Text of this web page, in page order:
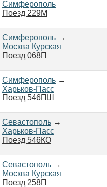
Симферополь
Поезд 229М
Симферополь →
Москва Курская
Поезд 068П
Симферополь →
Харьков-Пасс
Поезд 546ПШ
Севастополь →
Харьков-Пасс
Поезд 546КО
Севастополь →
Москва Курская
Поезд 258П